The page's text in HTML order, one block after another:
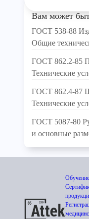
Вам может
ГОСТ 538-88
Общие
ГОСТ 862.2-85
Технические
ГОСТ 862.4-87
Технические
ГОСТ 5087-80
и основные